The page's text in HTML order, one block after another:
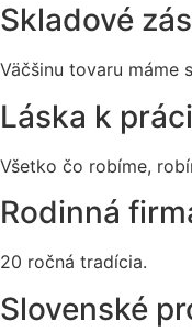
Skladové
Väčšinu tovaru máme
Láska k práci
Všetko čo robíme,
Rodinná
20 ročná tradícia.
Slovenské